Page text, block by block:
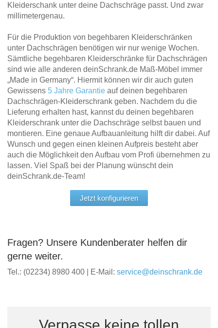
Kleiderschank unter deine Dachschräge passt. Und zwar
millimetergenau.
Für die Produktion von begehbaren Kleiderschränken
unter Dachschrägen benötigen wir nur wenige Wochen.
Sämtliche begehbaren Kleiderschränke für Dachschrägen
sind wie alle anderen deinSchrank.de Maß-Möbel immer
„Made in Germany“. Hiermit können wir dir auch guten
Gewissens 5 Jahre Garantie auf deinen begehbaren
Dachschrägen-Kleiderschrank geben. Nachdem du die
Lieferung erhalten hast, kannst du deinen begehbaren
Kleiderschrank unter die Dachschräge selbst bauen und
montieren. Eine genaue Aufbauanleitung hilft dir dabei. Auf
Wunsch und gegen einen kleinen Aufpreis besteht aber
auch die Möglichkeit den Aufbau vom Profi übernehmen zu
lassen. Viel Spaß bei der Planung wünscht dein
deinSchrank.de-Team!
Jetzt konfigurieren
Fragen? Unsere Kundenberater helfen dir
gerne weiter.
Tel.: (02234) 8980 400 | E-Mail: service@deinschrank.de